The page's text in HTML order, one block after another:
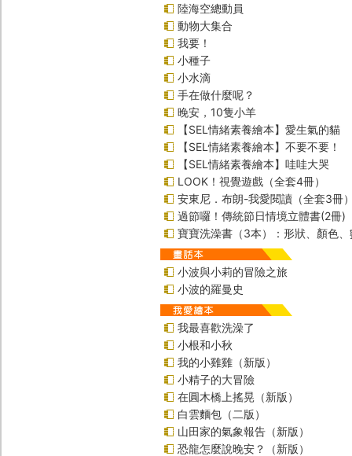
陸海空總動員
動物大集合
我要！
小種子
小水滴
手在做什麼呢？
晚安，10隻小羊
【SEL情緒素養繪本】愛生氣的貓
【SEL情緒素養繪本】不要不要！
【SEL情緒素養繪本】哇哇大哭
LOOK！視覺遊戲（全套4冊）
安東尼．布朗-我愛閱讀（全套3冊
過節囉！傳統節日情境立體書(2冊)
寶寶洗澡書（3本）：形狀、顏色、
小波與小莉的冒險之旅
小波的羅曼史
我最喜歡洗澡了
小根和小秋
我的小雞雞（新版）
小精子的大冒險
在圓木橋上搖晃（新版）
白雲麵包（二版）
山田家的氣象報告（新版）
恐龍怎麼說晚安？（新版）